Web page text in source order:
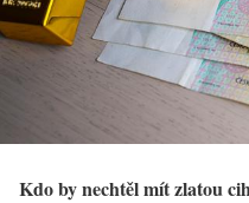
Kdo by nechtěl mít zlatou